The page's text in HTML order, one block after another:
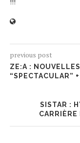
previous post
ZE:A :
“SPECTACULAR”
SISTAR :